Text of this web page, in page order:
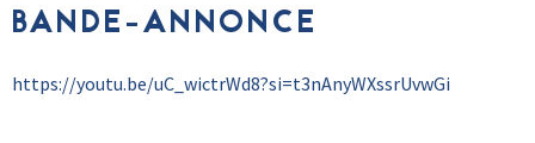
BANDE-ANNONCE
https://youtu.be/uC_wictrWd8?si=t3nAnyWXssrUvwGi